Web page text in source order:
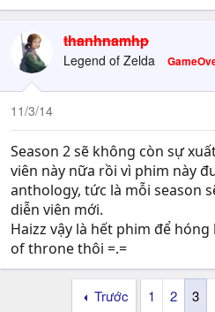
thanhnamhp
Legend of Zelda
11/3/14
Season 2 sẽ không còn sự
viên này nữa rồi vì phim này
anthology, tức là mỗi season
diễn viên mới.
Haizz vậy là hết phim để
of throne thôi =.=
Trước 1 2 3